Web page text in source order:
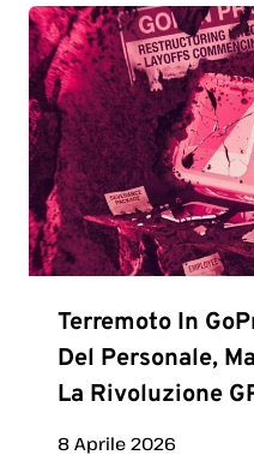
Terremoto In
Del Personale,
La Rivoluzione
8 Aprile 2026